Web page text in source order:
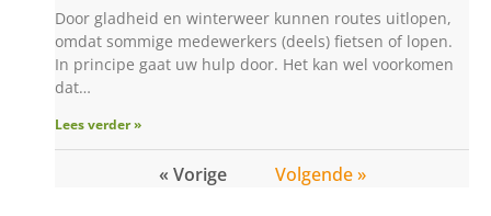
Door gladheid en winterweer kunnen routes uitlopen,
omdat sommige medewerkers (deels) fietsen of lopen.
In principe gaat uw hulp door. Het kan wel voorkomen
dat…
Lees verder »
« Vorige Volgende »